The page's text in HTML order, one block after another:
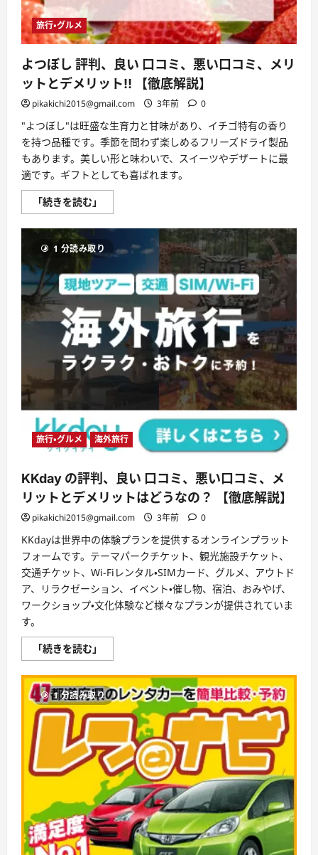
メ
リ
ッ
は
う
の？
底
解
説】
に
つ
い
さ
に
旅行・グルメ
よつぼし 評判、良い 口コミ、悪い口コミ、メリ
ットとデメリット!! 【徹底解説】
pikakichi2015@gmail.com 3年前 0
"よつぼし"は旺盛な生育力と甘味があり、イチゴ特有の香り
を持つ品種です。季節を問わず楽しめるフリーズドライ製品
もあります。美しい形と味わいで、スイーツやデザートに最
適です。ギフトとしても喜ばれます。
「続きを読む」
つ
し
判、
良
い
口
コ
い
口
コ
ミ、
メ
リ
ッ
デ
リ
ッ
ト!!
底
解
説】
に
い
さ
ら
に
読
む
1 分読み取り
旅行・グルメ 海外旅行
KKday の評判、良い 口コミ、悪い口コミ、メ
リットとデメリットはどうなの？ 【徹底解説】
pikakichi2015@gmail.com 3年前 0
KKdayは世界中の体験プランを提供するオンラインプラット
フォームです。テーマパークチケット、観光施設チケット、
交通チケット、Wi-Fiレンタル・SIMカード、グルメ、アウトド
ア、リラクゼーション、イベント・催し物、宿泊、おみやげ、
ワークショップ・文化体験など様々なプランが提供されていま
す。
「続きを読む」
の
判、
良
い
口
コ
悪
い
口
コ
ミ、
メ
リ
ッ
ト
と
デ
メ
1 分読み取り